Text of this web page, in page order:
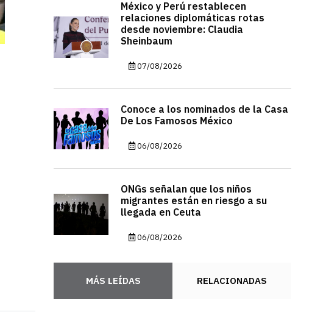
México y Perú restablecen
relaciones diplomáticas rotas
desde noviembre: Claudia
Sheinbaum
07/08/2026
Conoce a los nominados de la Casa
De Los Famosos México
06/08/2026
ONGs señalan que los niños
migrantes están en riesgo a su
llegada en Ceuta
06/08/2026
MÁS LEÍDAS RELACIONADAS